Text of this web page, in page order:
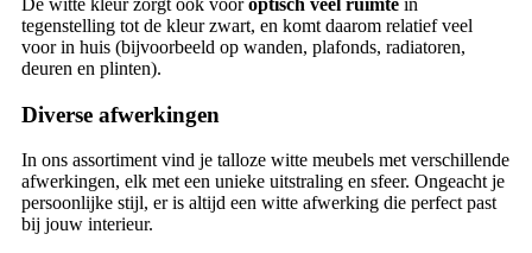
tegenstelling tot de kleur zwart, en komt daarom relatief veel
voor in huis (bijvoorbeeld op wanden, plafonds, radiatoren,
deuren en plinten).
Diverse afwerkingen
In ons assortiment vind je talloze witte meubels met verschillende
afwerkingen, elk met een unieke uitstraling en sfeer. Ongeacht je
persoonlijke stijl, er is altijd een witte afwerking die perfect past
bij jouw interieur.